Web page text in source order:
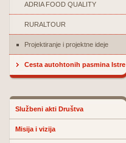
ADRIA FOOD QUALITY
RURALTOUR
Projektiranje i projektne ideje
Cesta autohtonih pasmina Istre
Službeni akti Društva
Misija i vizija